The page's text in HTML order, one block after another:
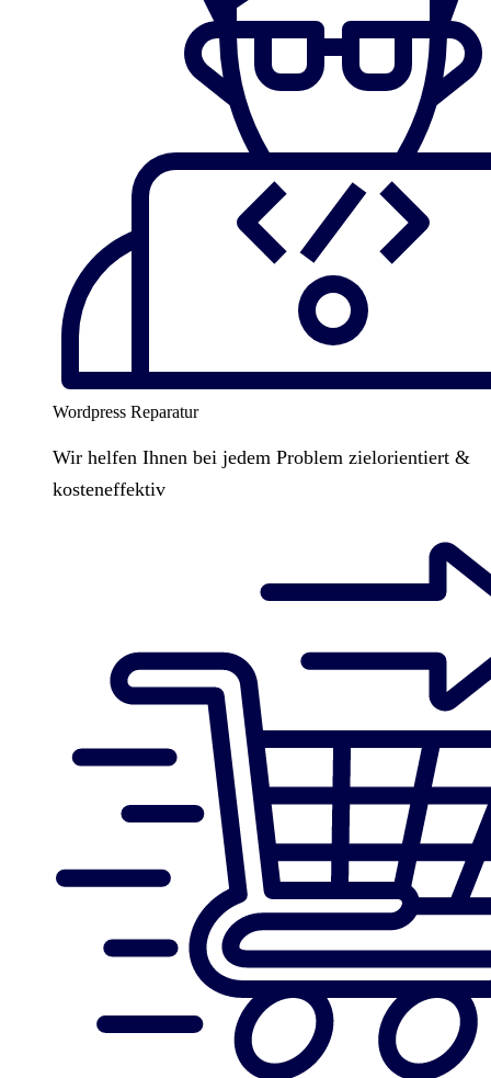
Wordpress Reparatur
Wir helfen Ihnen bei jedem Problem zielorientiert &
kosteneffektiv